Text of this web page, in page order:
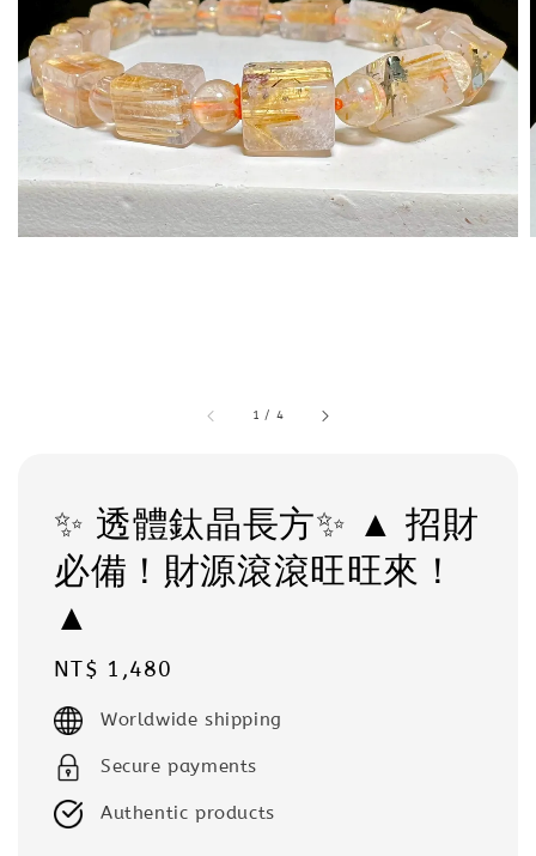
1 / 4
✨ 透體鈦晶長方✨ ▲ 招財
必備！財源滾滾旺旺來！
▲
Regular
price
NT$ 1,480
Worldwide shipping
Secure payments
Authentic products